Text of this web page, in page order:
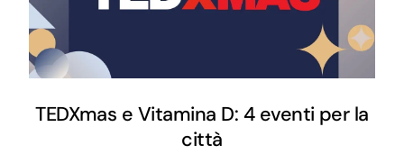
TEDXmas e Vitamina D: 4 eventi per la
città